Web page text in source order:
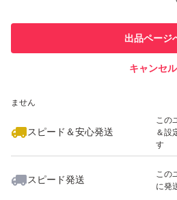
での
ません
スピード＆安心発送
この
＆設
す
スピード発送
この
に発
出品ページ
キャンセル